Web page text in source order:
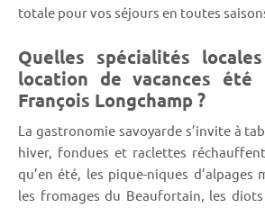
totale pour vos séjours en toutes
Quelles spécialités
location de vacances
François Longchamp ?
La gastronomie savoyarde s’invite à
hiver, fondues et raclettes
qu’en été, les pique-niques d’alpages
les fromages du Beaufortain, les